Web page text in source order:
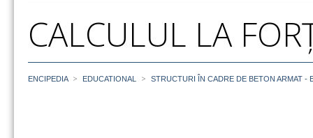
CALCULUL LA
ENCIPEDIA > EDUCATIONAL > STRUCTURI ÎN CADRE DE BETON ARMAT -